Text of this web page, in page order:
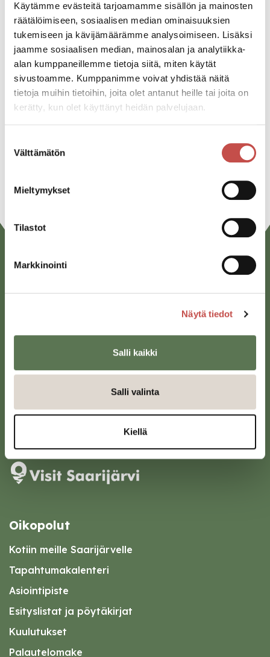
Käytämme evästeitä tarjoamamme sisällön ja mainosten
räätälöimiseen, sosiaalisen median ominaisuuksien
tukemiseen ja kävijämäärämme analysoimiseen. Lisäksi
jaamme sosiaalisen median, mainosalan ja analytiikka-
alan kumppaneillemme tietoja siitä, miten käytät
sivustoamme. Kumppanimme voivat yhdistää näitä
tietoja muihin tietoihin, joita olet antanut heille tai joita on
kerätty, kun olet käyttänyt heidän palvelujaan.
valinta
Välttämätön
Mieltymykset
Tilastot
Markkinointi
Näytä tiedot
Salli kaikki
Salli valinta
Kiellä
Katso kaikki tapahtumat
Jaa tapahtuma:
Facebook
Sivulantie 11, PL 13
kirjaamo@saarijarvi.fi
Oikopolut
Kotiin meille Saarijärvelle
Tapahtumakalenteri
Asiointipiste
Esityslistat ja pöytäkirjat
Kuulutukset
Palautelomake